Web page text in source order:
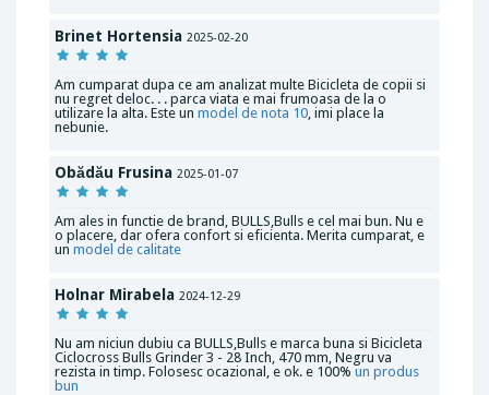
Brinet Hortensia 2025-02-20
Am cumparat dupa ce am analizat multe Bicicleta de copii si
nu regret deloc. . . parca viata e mai frumoasa de la o
utilizare la alta. Este un model de nota 10, imi place la
nebunie.
Obădău Frusina 2025-01-07
Am ales in functie de brand, BULLS,Bulls e cel mai bun. Nu e
o placere, dar ofera confort si eficienta. Merita cumparat, e
un model de calitate
Holnar Mirabela 2024-12-29
Nu am niciun dubiu ca BULLS,Bulls e marca buna si Bicicleta
Ciclocross Bulls Grinder 3 - 28 Inch, 470 mm, Negru va
rezista in timp. Folosesc ocazional, e ok. e 100% un produs
bun